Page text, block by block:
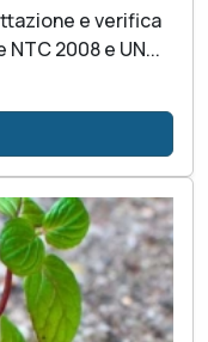
e verifica
2008 e UN...